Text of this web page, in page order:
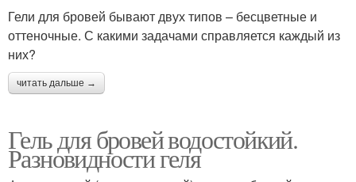
Гели для бровей бывают двух типов – бесцветные и
оттеночные. С какими задачами справляется каждый из
них?
читать дальше →
Гель для бровей водостойкий.
Разновидности геля